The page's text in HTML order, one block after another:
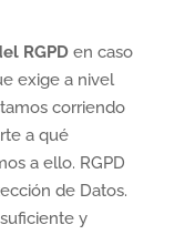
RGPDen caso
exige a nivel
corriendo
a qué
a ello. RGPD
de Datos.
y